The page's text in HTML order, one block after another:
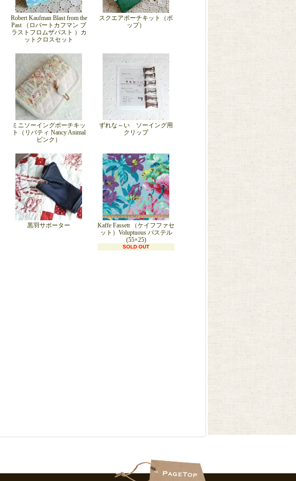
Robert Kaufman Blast from the
Past （ロバートカフマン ブ
ラストフロムザパスト ）カ
ットクロスセット
スクエアポーチキット（ポ
ップ）
ミニソーイングポーチキッ
ト（リバティ Nancy Animal
ピンク）
ずれな～い ソーイング用
クリップ
黒羽サポーター
Kaffe Fassett （ケイフファセ
ット）Voluptuous パステル
(55×25)
SOLD OUT